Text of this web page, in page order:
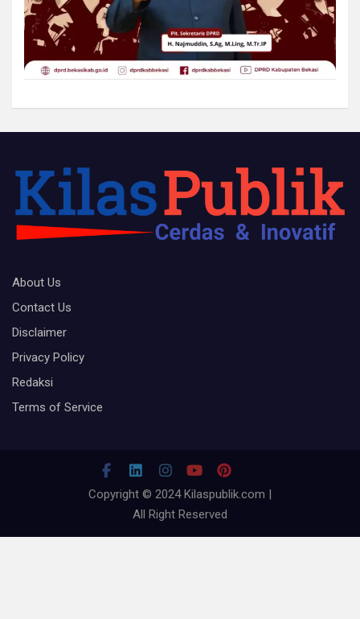
About Us
Contact Us
Disclaimer
Privacy Policy
Redaksi
Terms of Service
Copyright © 2024 Kilaspublik.com |
All Right Reserved